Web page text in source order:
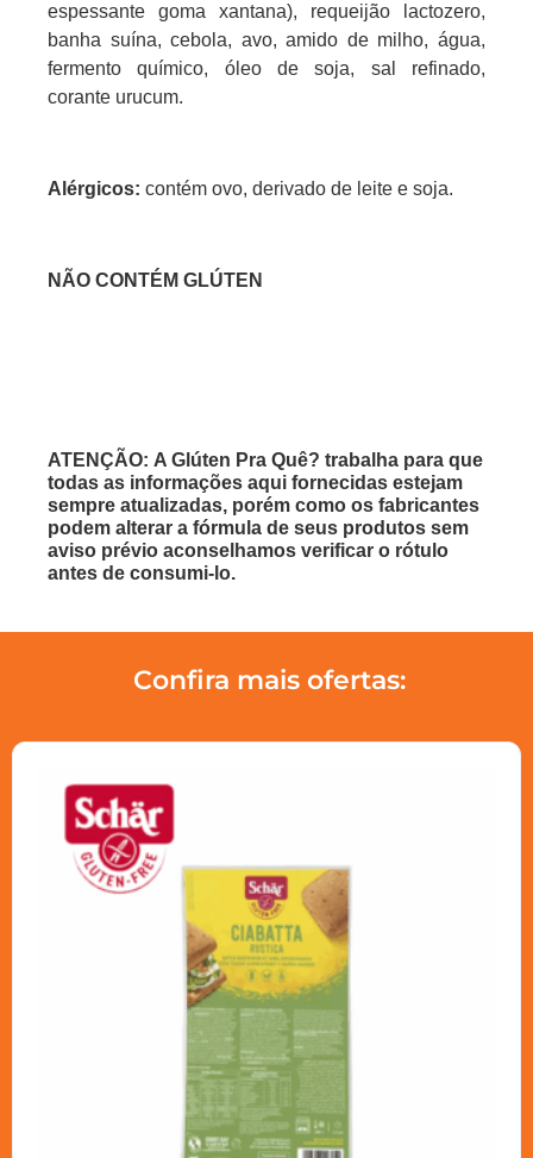
espessante goma xantana), requeijão lactozero,
banha suína, cebola, avo, amido de milho, água,
fermento químico, óleo de soja, sal refinado,
corante urucum.
Alérgicos: contém ovo, derivado de leite e soja.
NÃO CONTÉM GLÚTEN
ATENÇÃO: A Glúten Pra Quê? trabalha para que
todas as informações aqui fornecidas estejam
sempre atualizadas, porém como os fabricantes
podem alterar a fórmula de seus produtos sem
aviso prévio aconselhamos verificar o rótulo
antes de consumi-lo.
Confira mais ofertas: